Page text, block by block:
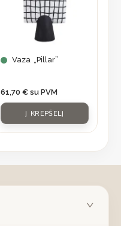
Vaza „Pillar”
61,70 € su PVM
Į KREPŠELĮ